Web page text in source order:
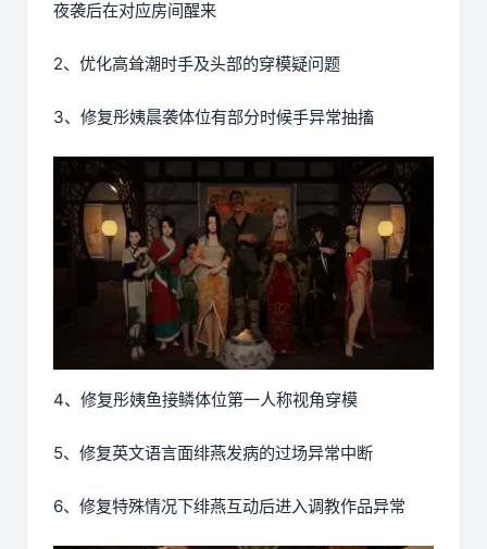
夜袭后在对应房间醒来
2、优化高耸潮时手及头部的穿模疑问题
3、修复彤姨晨袭体位有部分时候手异常抽搐
4、修复彤姨鱼接鳞体位第一人称视角穿模
5、修复英文语言面绯燕发病的过场异常中断
6、修复特殊情况下绯燕互动后进入调教作品异常